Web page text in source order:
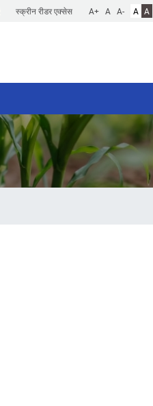
स्क्रीन रीडर एक्सेस A+ A A- A A